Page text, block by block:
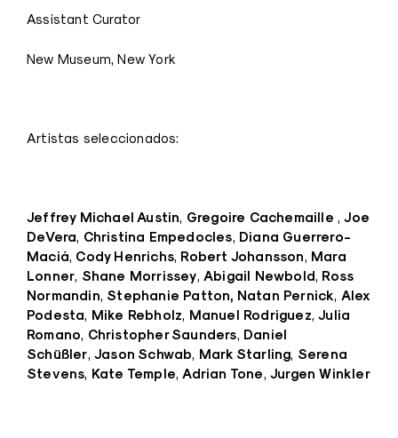
Assistant Curator
New Museum, New York
Artistas seleccionados:
Jeffrey Michael Austin, Gregoire Cachemaille,Joe
DeVera, Christina Empedocles, Diana Guerrero-
Maciá, Cody Henrichs, Robert Johansson, Mara
Lonner, Shane Morrissey,Abigail Newbold, Ross
Normandin, Stephanie Patton, Natan Pernick, Alex
Podesta, Mike Rebholz, Manuel Rodriguez,Julia
Romano, Christopher Saunders, Daniel
Schüßler,Jason Schwab, Mark Starling, Serena
Stevens, Kate Temple,Adrian Tone,Jurgen Winkler